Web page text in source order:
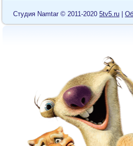
Cтудия Namtar © 2011-2020 5tv5.ru